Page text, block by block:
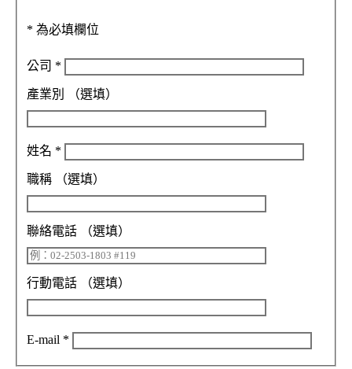
* 為必填欄位
公司 *
產業別 （選填）
姓名 *
職稱 （選填）
聯絡電話 （選填）
行動電話 （選填）
E-mail *